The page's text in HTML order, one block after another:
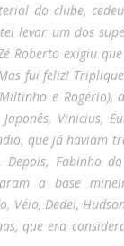
do clube,
levar um dos
Roberto exigiu
fui feliz!
e Rogério),
Vinicius,
que já haviam
Depois, Fabinho
a base
Véio, Dedei,
que era